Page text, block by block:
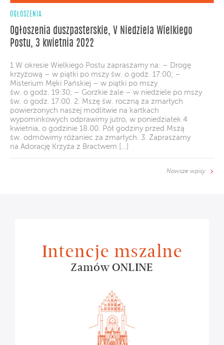
OGŁOSZENIA
Ogłoszenia duszpasterskie, V Niedziela Wielkiego
Postu, 3 kwietnia 2022
1 W okresie Wielkiego Postu zapraszamy na: – Drogę
krzyżową – w piątki po mszy św. o godz. 17:00; –
Misterium Męki Pańskiej – w piątki po mszy
św. o godz. 19:30; – Gorzkie żale – w niedziele po mszy
św. o godz. 17:00. 2. Mszę św. roczną za zmarłych
powierzonych naszej modlitwie na kartkach
wypominkowych odprawimy jutro, w poniedziałek 4
kwietnia, o godzinie 18.00. Pół godziny przed Mszą
św. odmówimy różaniec za zmarłych. 3. Zapraszamy
na Adorację Krzyża z Bractwem […]
Nowsze wpisy